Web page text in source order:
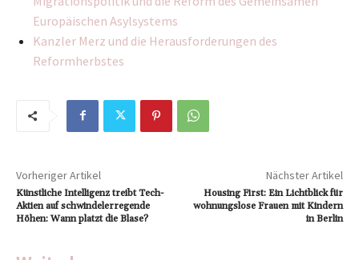
Europäischen Asylsystems
Kanzler Merz und die Herausforderungen des
Reformherbstes
Vorheriger Artikel
Künstliche Intelligenz treibt Tech-
Aktien auf schwindelerregende
Höhen: Wann platzt die Blase?
Nächster Artikel
Housing First: Ein Lichtblick für
wohnungslose Frauen mit Kindern
in Berlin